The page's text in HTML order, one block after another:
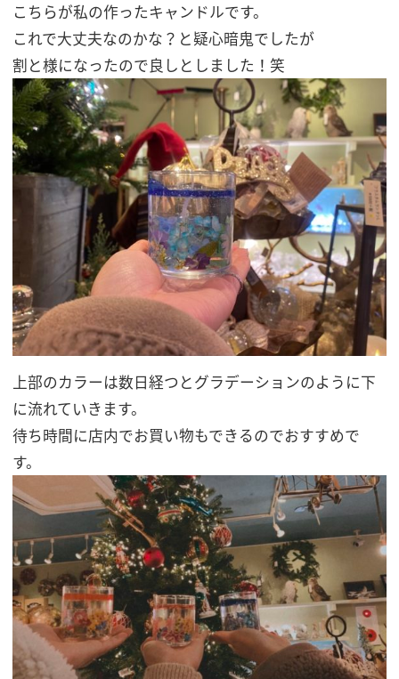
こちらが私の作ったキャンドルです。
これで大丈夫なのかな？と疑心暗鬼でしたが
割と様になったので良しとしました！笑
上部のカラーは数日経つとグラデーションのように下
に流れていきます。
待ち時間に店内でお買い物もできるのでおすすめで
す。